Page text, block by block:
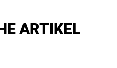
ARTIKEL